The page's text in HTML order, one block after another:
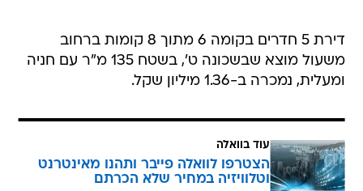
דירת 5 חדרים בקומה 6 מתוך 8 קומות ברחוב
משעול מוצא שבשכונה ט', בשטח 135 מ"ר עם חניה
ומעלית, נמכרה ב-1.36 מיליון שקל.
עוד בוואלה
הצטרפו לוואלה פייבר ותהנו מאינטרנט
וטלוויזיה במחיר שלא הכרתם